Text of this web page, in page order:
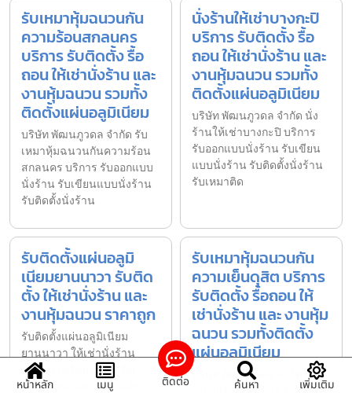
รับเหมาหุ้มฉนวนกัน
ความร้อนสกลนคร
บริการ รับติดตั้ง รื้อ
ถอน ให้เช่านั่งร้าน และ
งานหุ้มฉนวน รวมทั้ง
ติดตั้งแผ่นอลูมิเนียม
บริษัท พัฒนภูวดล จำกัด รับ
เหมาหุ้มฉนวนกันความร้อน
สกลนคร บริการ รับออกแบบ
นั่งร้าน รับเขียนแบบนั่งร้าน
รับติดตั้งนั่งร้าน
นั่งร้านให้เช่าบางกะปิ
บริการ รับติดตั้ง รื้อ
ถอน ให้เช่านั่งร้าน และ
งานหุ้มฉนวน รวมทั้ง
ติดตั้งแผ่นอลูมิเนียม
บริษัท พัฒนภูวดล จำกัด นั่ง
ร้านให้เช่าบางกะปิ บริการ
รับออกแบบนั่งร้าน รับเขียน
แบบนั่งร้าน รับติดตั้งนั่งร้าน
รับเหมาติด
รับติดตั้งแผ่นอลูมิ
เนียมยานนาวา รับติด
ตั้ง ให้เช่านั่งร้าน และ
งานหุ้มฉนวน ราคาถูก
รับติดตั้งแผ่นอลูมิเนียม
ยานนาวา ให้เช่านั่งร้าน
ราคาถูก พร้อมบริการติด
ตั้ง รื้อถอน และ รับงานหุ้ม
รับเหมาหุ้มฉนวนกัน
ความเย็นดุสิต บริการ
รับติดตั้ง รื้อถอน ให้
เช่านั่งร้าน และ งานหุ้ม
ฉนวน รวมทั้งติดตั้ง
แผ่นอลูมิเนียม
บริษัท พัฒนภูวดล จำกัด รับ
หน้าหลัก เมนู ติดต่อ ค้นหา เพิ่มเติม